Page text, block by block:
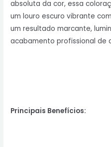
absoluta da cor, essa
um louro escuro vibrante
um resultado marcante,
acabamento profissional de
Principais Benefícios: